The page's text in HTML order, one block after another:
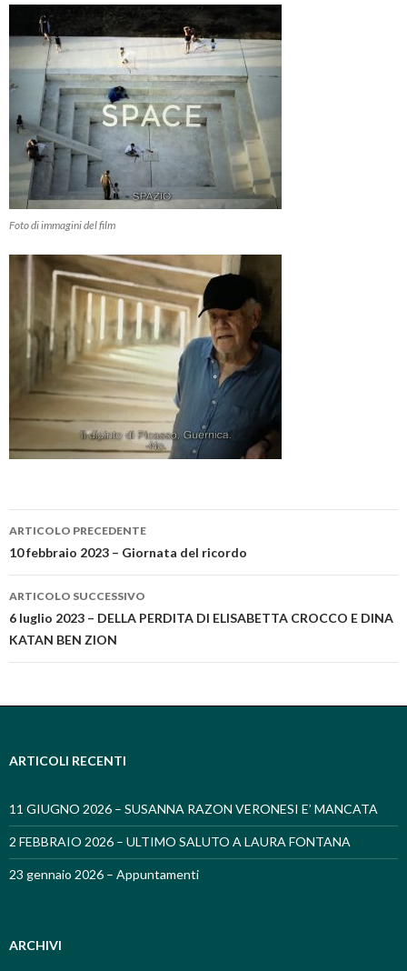
Foto di immagini del film
Navigazione articolo
ARTICOLO PRECEDENTE
10 febbraio 2023 – Giornata del ricordo
ARTICOLO SUCCESSIVO
6 luglio 2023 – DELLA PERDITA DI ELISABETTA CROCCO E DINA
KATAN BEN ZION
ARTICOLI RECENTI
11 GIUGNO 2026 – SUSANNA RAZON VERONESI E’ MANCATA
2 FEBBRAIO 2026 – ULTIMO SALUTO A LAURA FONTANA
23 gennaio 2026 – Appuntamenti
ARCHIVI